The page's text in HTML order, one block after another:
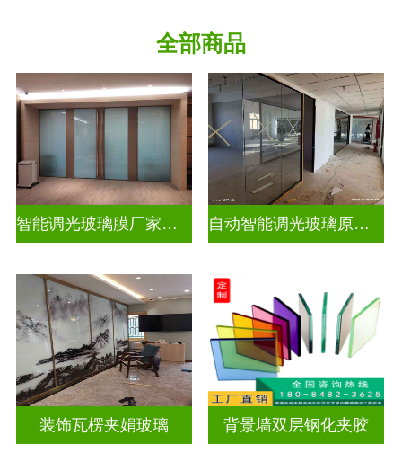
全部商品
智能调光玻璃膜厂家排名榜 自动智能调光玻璃原理是什么
装饰瓦楞夹娟玻璃 背景墙双层钢化夹胶